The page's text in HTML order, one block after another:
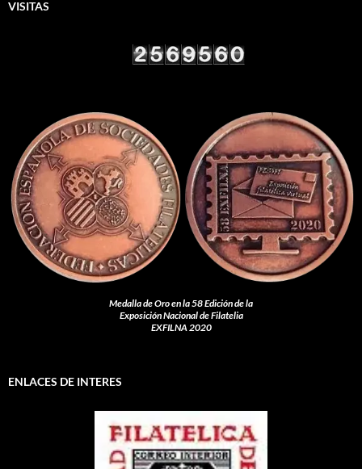
VISITAS
Medalla de Oro en la 58 Edición de la
Exposición Nacional de Filatelia
EXFILNA 2020
ENLACES DE INTERES